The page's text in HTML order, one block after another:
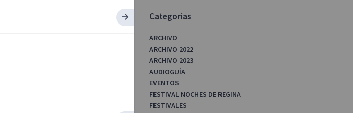
Categorias
ARCHIVO
ARCHIVO 2022
ARCHIVO 2023
AUDIOGUÍA
EVENTOS
FESTIVAL NOCHES DE REGINA
FESTIVALES